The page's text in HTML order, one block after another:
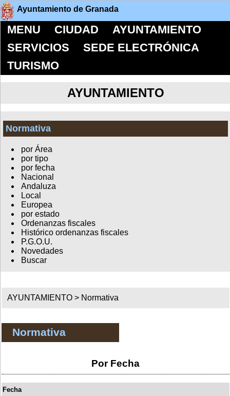
Ayuntamiento de Granada
MENU CIUDAD
AYUNTAMIENTO
SERVICIOS
SEDE ELECTRÓNICA
TURISMO
AYUNTAMIENTO
Normativa
por Área
por tipo
por fecha
Nacional
Andaluza
Local
Europea
por estado
Ordenanzas fiscales
Histórico ordenanzas fiscales
P.G.O.U.
Novedades
Buscar
AYUNTAMIENTO > Normativa
Normativa
Por Fecha
Fecha